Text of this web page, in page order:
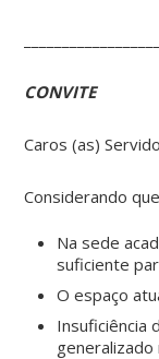
CONVITE
Caros (as)
Considerando
Na sede
suficiente
O espaço
Insuficiência